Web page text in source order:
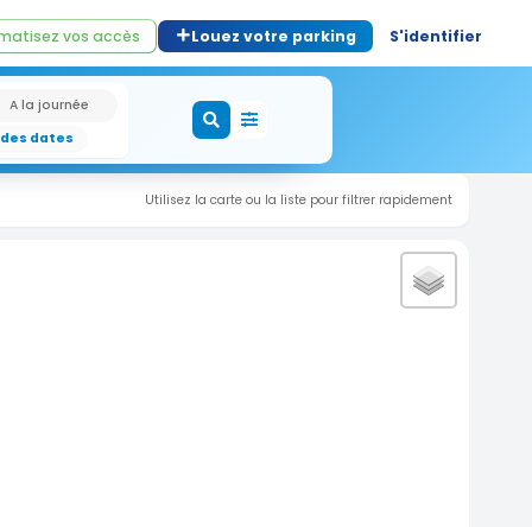
vos accès Louez votre parking S'identifier
A la journée
dates
Utilisez la carte ou la liste pour filtrer rapidement